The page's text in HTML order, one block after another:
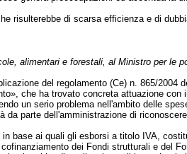
risulterebbe di scarsa efficienza e di
alimentari e forestali, al Ministro per le
del regolamento (Ce) n. 865/2004
che ha trovato concreta attuazione con
un serio problema nell'ambito delle
parte dell'amministrazione di
base ai quali gli esborsi a titolo IVA,
dei Fondi strutturali e del